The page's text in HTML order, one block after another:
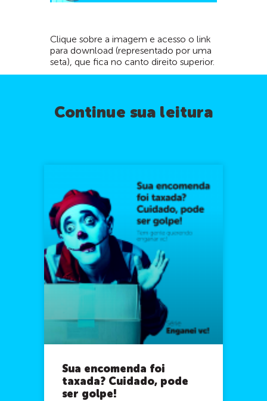
Clique sobre a imagem e acesso o link
para download (representado por uma
seta), que fica no canto direito superior.
Continue sua leitura
Sua encomenda foi
taxada? Cuidado, pode
ser golpe!